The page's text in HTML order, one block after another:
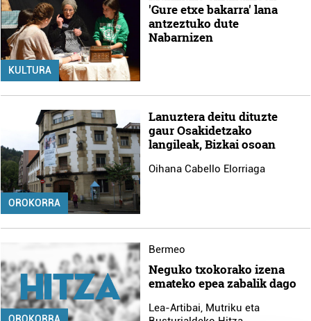
KULTURA
'Gure etxe bakarra' lana
antzeztuko dute
Nabarnizen
OROKORRA
Lanuztera deitu dituzte
gaur Osakidetzako
langileak, Bizkai osoan
Oihana Cabello Elorriaga
Bermeo
Neguko txokorako izena
emateko epea zabalik dago
Lea-Artibai, Mutriku eta